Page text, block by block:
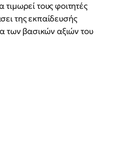
τους φοιτητές
της εκπαίδευσής
των βασικών αξιών του